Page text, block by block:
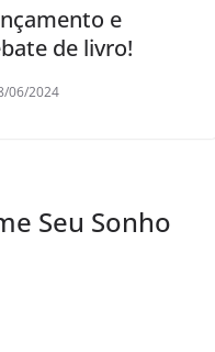
e
de livro!
06/2024
Seu Sonho